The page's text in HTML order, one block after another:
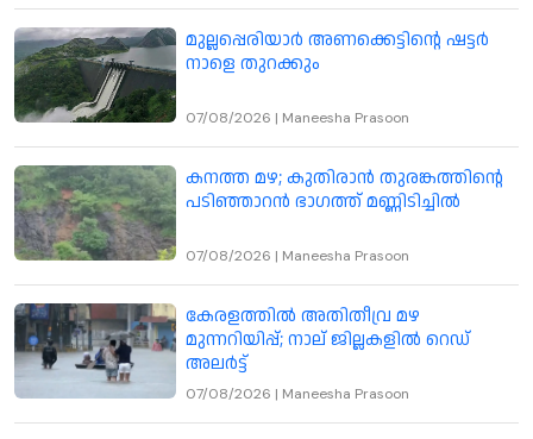
മുല്ലപ്പെരിയാർ അണക്കെട്ടിന്റെ ഷട്ടർ
നാളെ തുറക്കും
07/08/2026 | Maneesha Prasoon
കനത്ത മഴ; കുതിരാൻ തുരങ്കത്തിന്റെ
പടിഞ്ഞാറൻ ഭാഗത്ത് മണ്ണിടിച്ചിൽ
07/08/2026 | Maneesha Prasoon
കേരളത്തിൽ അതിതീവ്ര മഴ
മുന്നറിയിപ്പ്; നാല് ജില്ലകളിൽ റെഡ്
അലർട്ട്
07/08/2026 | Maneesha Prasoon